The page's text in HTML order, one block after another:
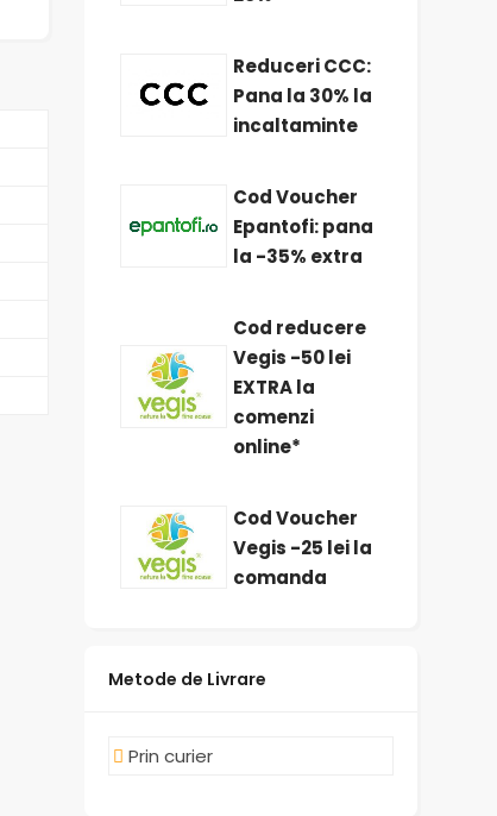
Reduceri CCC:
Pana la 30% la
incaltaminte
Cod Voucher
Epantofi: pana
la -35% extra
Cod reducere
Vegis -50 lei
EXTRA la
comenzi
online*
Cod Voucher
Vegis -25 lei la
comanda
Metode de Livrare
Prin curier